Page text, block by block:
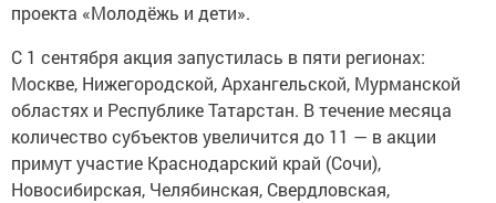
проекта «Молодёжь и дети».
С 1 сентября акция запустилась в пяти регионах:
Москве, Нижегородской, Архангельской, Мурманской
областях и Республике Татарстан. В течение месяца
количество субъектов увеличится до 11 — в акции
примут участие Краснодарский край (Сочи),
Новосибирская, Челябинская, Свердловская,